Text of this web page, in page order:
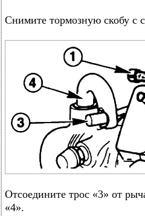
Снимите тормозную скобу с
Отсоедините трос «3» от
«4».